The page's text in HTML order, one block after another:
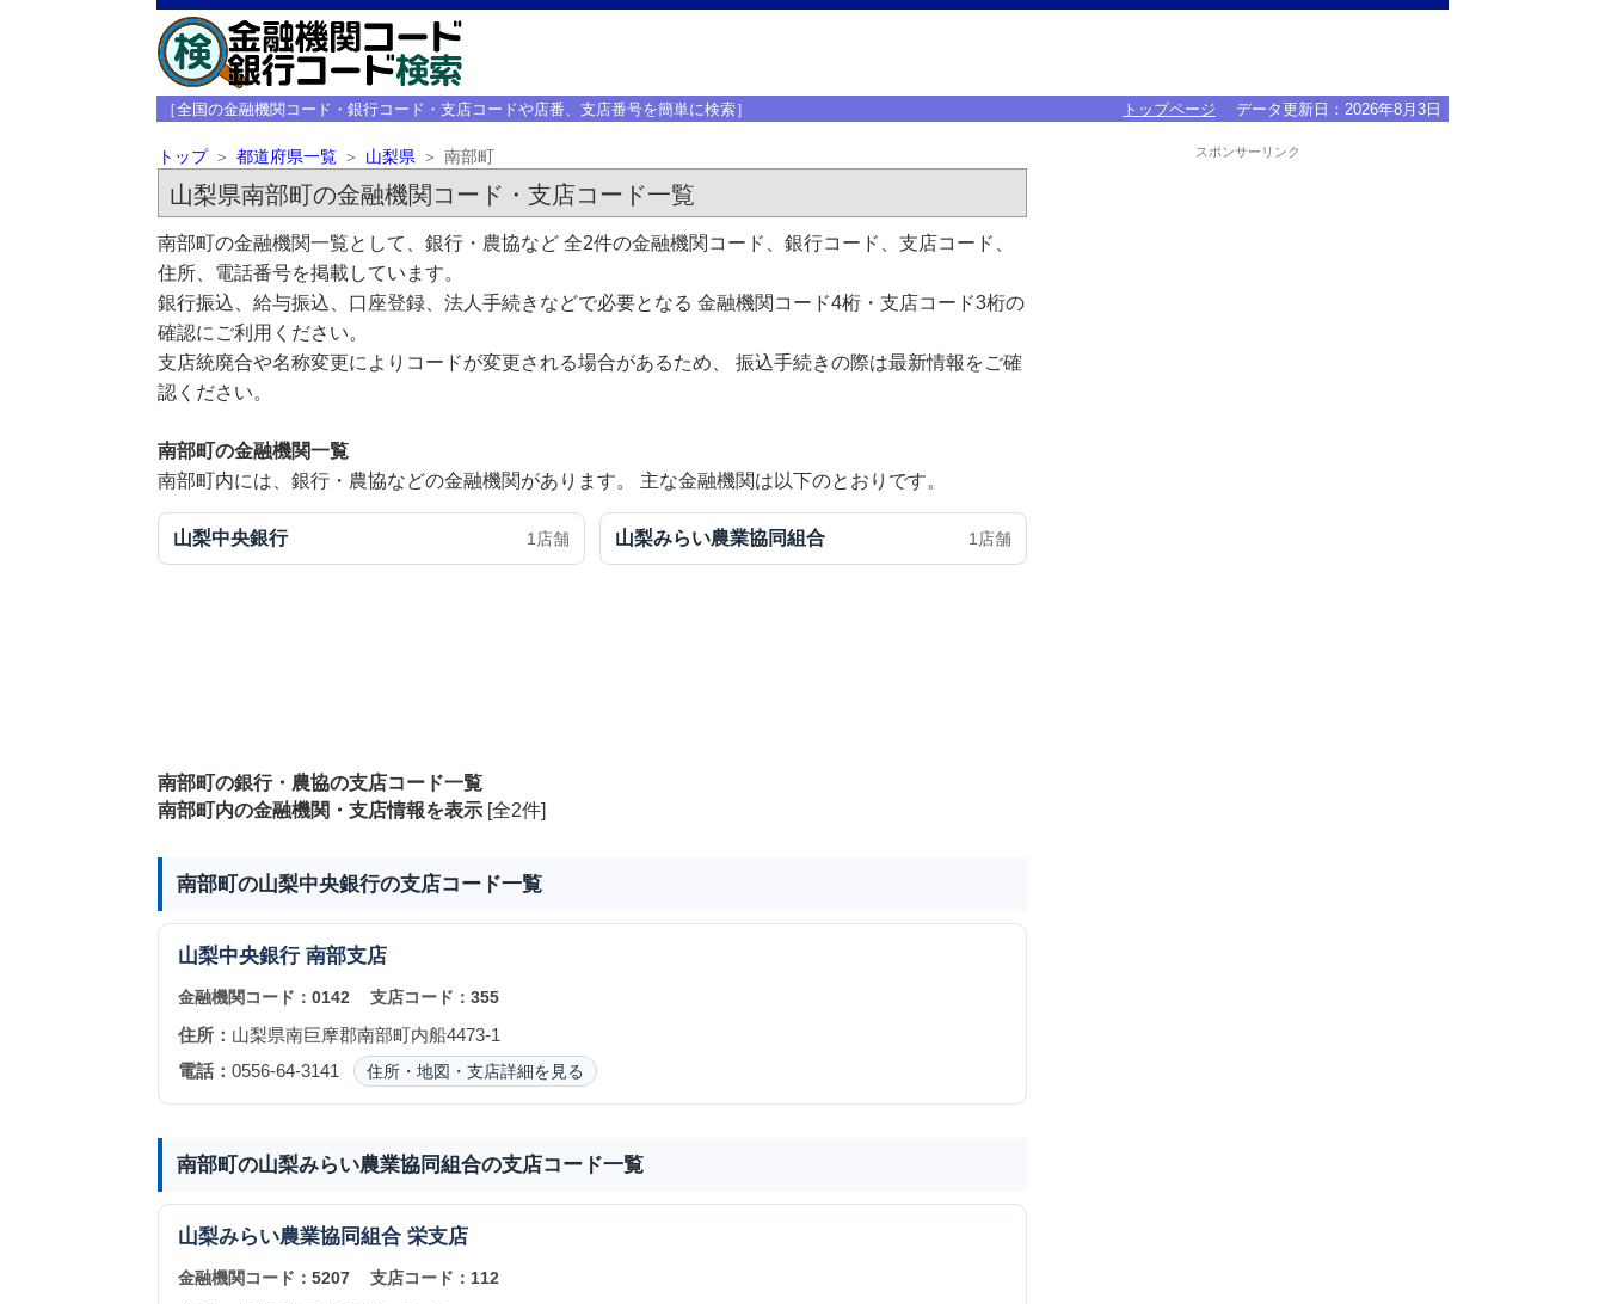
［全国の金融機関コード・銀行コード・支店コードや店番、支店番号を簡単に検索］ トップページ データ更新日： 2026年8月3日
トップ 都道府県一覧 山梨県 南部町
山梨県南部町の金融機関コード・支店コード一覧
南部町の金融機関一覧として、銀行・農協など 全2件の金融機関コード、銀行コード、支店コード、
住所、電話番号を掲載しています。
銀行振込、給与振込、口座登録、法人手続きなどで必要となる 金融機関コード4桁・支店コード3桁の
確認にご利用ください。
支店統廃合や名称変更によりコードが変更される場合があるため、 振込手続きの際は最新情報をご確
認ください。
南部町の金融機関一覧
南部町内には、銀行・農協などの金融機関があります。 主な金融機関は以下のとおりです。
山梨中央銀行 1店舗 山梨みらい農業協同組合 1店舗
南部町の銀行・農協の支店コード一覧
南部町内の金融機関・支店情報を表示[全2件]
南部町の山梨中央銀行の支店コード一覧
山梨中央銀行 南部支店
金融機関コード： 0142 支店コード： 355
住所： 山梨県南巨摩郡南部町内船4473-1
電話： 0556-64-3141 住所・地図・支店詳細を見る
南部町の山梨みらい農業協同組合の支店コード一覧
山梨みらい農業協同組合 栄支店
金融機関コード： 5207 支店コード： 112
スポンサーリンク